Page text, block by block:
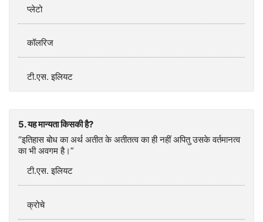
प्लेटो
कॉलरिज
टी.एस. इलियट
5. यह मान्यता किसकी है?
“इतिहास बोध का अर्थ अतीत के अतीतत्व का ही नहीं अपितु उसके वर्तमानत्व
का भी अवगम है।”
टी.एस. इलियट
क्रोचे